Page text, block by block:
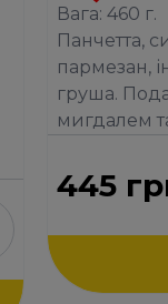
Вага: 460 г.
Панчетта,
пармезан,
груша.
мигдалем
445